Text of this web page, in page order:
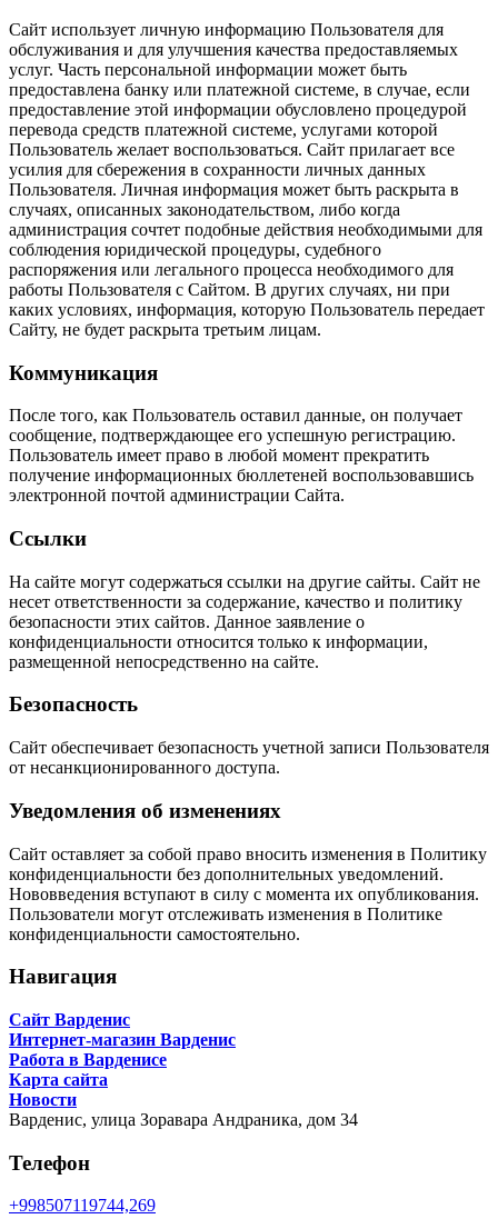
Сайт использует личную информацию Пользователя для
обслуживания и для улучшения качества предоставляемых
услуг. Часть персональной информации может быть
предоставлена банку или платежной системе, в случае, если
предоставление этой информации обусловлено процедурой
перевода средств платежной системе, услугами которой
Пользователь желает воспользоваться. Сайт прилагает все
усилия для сбережения в сохранности личных данных
Пользователя. Личная информация может быть раскрыта в
случаях, описанных законодательством, либо когда
администрация сочтет подобные действия необходимыми для
соблюдения юридической процедуры, судебного
распоряжения или легального процесса необходимого для
работы Пользователя с Сайтом. В других случаях, ни при
каких условиях, информация, которую Пользователь передает
Сайту, не будет раскрыта третьим лицам.
Коммуникация
После того, как Пользователь оставил данные, он получает
сообщение, подтверждающее его успешную регистрацию.
Пользователь имеет право в любой момент прекратить
получение информационных бюллетеней воспользовавшись
электронной почтой администрации Сайта.
Ссылки
На сайте могут содержаться ссылки на другие сайты. Сайт не
несет ответственности за содержание, качество и политику
безопасности этих сайтов. Данное заявление о
конфиденциальности относится только к информации,
размещенной непосредственно на сайте.
Безопасность
Сайт обеспечивает безопасность учетной записи Пользователя
от несанкционированного доступа.
Уведомления об изменениях
Сайт оставляет за собой право вносить изменения в Политику
конфиденциальности без дополнительных уведомлений.
Нововведения вступают в силу с момента их опубликования.
Пользователи могут отслеживать изменения в Политике
конфиденциальности самостоятельно.
Навигация
Сайт Варденис
Интернет-магазин Варденис
Работа в Варденисе
Карта сайта
Новости
Варденис, улица Зоравара Андраника, дом 34
Телефон
+998507119744,269